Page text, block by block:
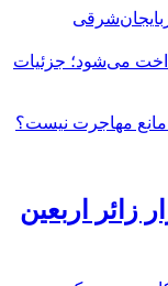
می‌شود؛ جزئیات
مانع مهاجرت نیست؟
اعزام ۲۱ هزار زائر اربعین